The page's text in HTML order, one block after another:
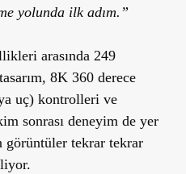
yolunda ilk adım.”
arasında 249
8K 360 derece
uç) kontrolleri ve
sonrası deneyim de yer
görüntüler tekrar tekrar